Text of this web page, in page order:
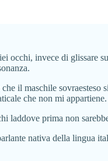
occhi, invece di glissare
che il maschile sovraesteso
che non mi appartiene.
laddove prima non
nativa della lingua